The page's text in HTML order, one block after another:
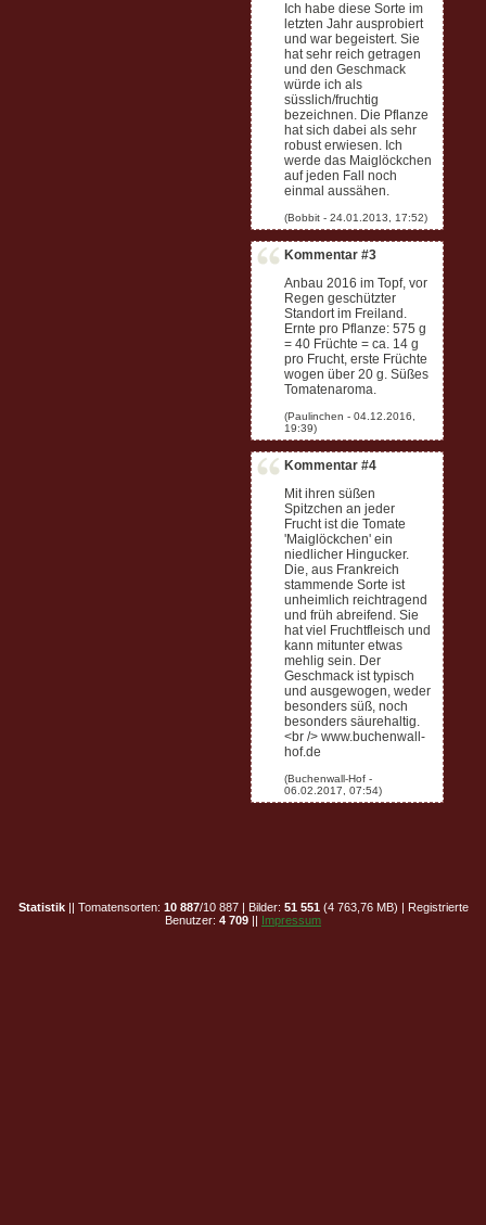
Ich habe diese Sorte im
letzten Jahr ausprobiert
und war begeistert. Sie
hat sehr reich getragen
und den Geschmack
würde ich als
süsslich/fruchtig
bezeichnen. Die Pflanze
hat sich dabei als sehr
robust erwiesen. Ich
werde das Maiglöckchen
auf jeden Fall noch
einmal aussähen.
Kommentar #3
Anbau 2016 im Topf, vor
Regen geschützter
Standort im Freiland.
Ernte pro Pflanze: 575 g
= 40 Früchte = ca. 14 g
pro Frucht, erste Früchte
wogen über 20 g. Süßes
Tomatenaroma.
Kommentar #4
Mit ihren süßen
Spitzchen an jeder
Frucht ist die Tomate
'Maiglöckchen' ein
niedlicher Hingucker.
Die, aus Frankreich
stammende Sorte ist
unheimlich reichtragend
und früh abreifend. Sie
hat viel Fruchtfleisch und
kann mitunter etwas
mehlig sein. Der
Geschmack ist typisch
und ausgewogen, weder
besonders süß, noch
besonders säurehaltig.
<br /> www.buchenwall-
hof.de
Statistik|| Tomatensorten: 10 887/10 887 | Bilder: 51 551 (4 763,76 MB) | Registrierte
Benutzer: 4 709 || Impressum